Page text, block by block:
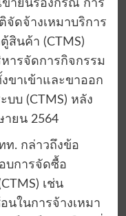
ายื่นร้องกรณี การ
จัดจ้างเหมาบริการ
สินค้า (CTMS)
ารจัดการกิจกรรม
ขาเข้าและขาออก
บบ (CTMS) หลัง
ยน 2564
ท. กล่าวถึงข้อ
บการจัดซื้อ
เช่น
นในการจ้างเหมา